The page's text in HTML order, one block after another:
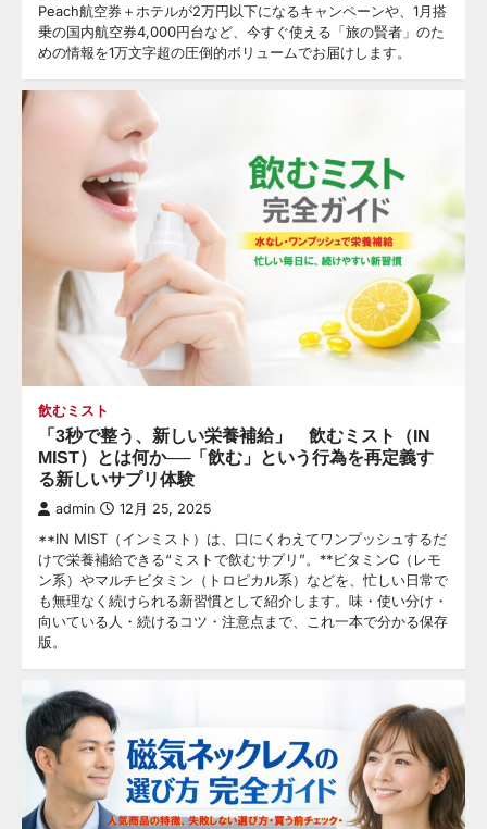
Peach航空券＋ホテルが2万円以下になるキャンペーンや、1月搭
乗の国内航空券4,000円台など、今すぐ使える「旅の賢者」のた
めの情報を1万文字超の圧倒的ボリュームでお届けします。
飲むミスト
「3秒で整う、新しい栄養補給」 飲むミスト（IN
MIST）とは何か──「飲む」という行為を再定義す
る新しいサプリ体験
admin 12月 25, 2025
**IN MIST（インミスト）は、口にくわえてワンプッシュするだ
けで栄養補給できる“ミストで飲むサプリ”。**ビタミンC（レモ
ン系）やマルチビタミン（トロピカル系）などを、忙しい日常で
も無理なく続けられる新習慣として紹介します。味・使い分け・
向いている人・続けるコツ・注意点まで、これ一本で分かる保存
版。